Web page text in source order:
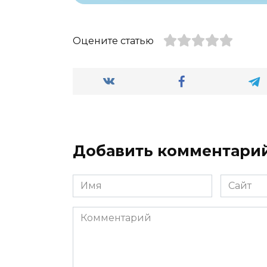
Оцените статью
Добавить
Имя
*
Сайт
Комментарий